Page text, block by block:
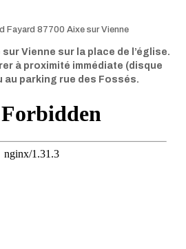
Fayard 87700 Aixe sur Vienne
sur Vienne sur la place de l’église.
à proximité immédiate (disque
au parking rue des Fossés.